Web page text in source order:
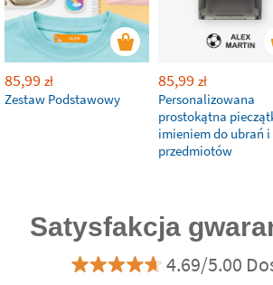
85,99 zł
Zestaw Podstawowy
85,99 zł
Personalizowana
prostokątna
imieniem do ubrań i
przedmiotów
Satysfakcja
4.69/5.00